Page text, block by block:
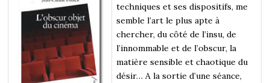
techniques et ses dispositifs, me
semble l’art le plus apte à
chercher, du côté de l’insu, de
l’innommable et de l’obscur, la
matière sensible et chaotique du
désir… A la sortie d’une séance,